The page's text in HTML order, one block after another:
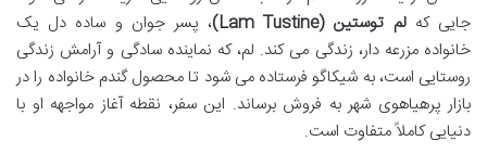
جایی کهلم توستین (Lam Tustine)
، پسر جوان و ساده دل یک
خانواده مزرعه دار، زندگی می کند. لم، که نماینده سادگی و آرامش زندگی
روستایی است، به شیکاگو فرستاده می شود تا محصول گندم خانواده را در
بازار پرهیاهوی شهر به فروش برساند. این سفر، نقطه آغاز مواجهه او با
دنیایی کاملاً متفاوت است.